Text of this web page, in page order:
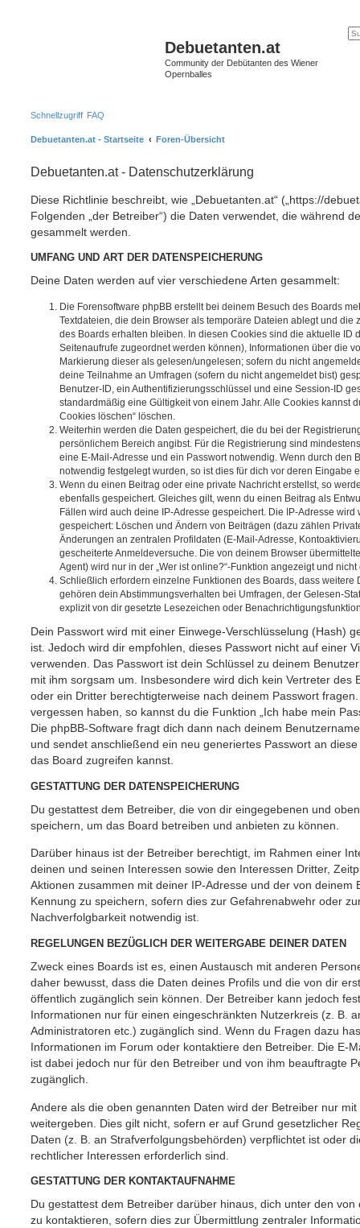
Debuetanten.at
Community der Debütanten des Wiener
Opernballes
Schnellzugriff FAQ
Debuetanten.at - Startseite Foren-Übersicht
Debuetanten.at - Datenschutzerklärung
Diese Richtlinie beschreibt, wie „Debuetanten.at“ („https://
Folgenden „der Betreiber“) die Daten verwendet, die während
gesammelt werden.
UMFANG UND ART DER DATENSPEICHERUNG
Deine Daten werden auf vier verschiedene Arten gesammelt:
Die Forensoftware phpBB erstellt bei deinem Besuch des Boards
Textdateien, die dein Browser als temporäre Dateien ablegt und die
des Boards erhalten bleiben. In diesen Cookies sind die aktuelle ID
Seitenaufrufe zugeordnet werden können), Informationen über die
Markierung dieser als gelesen/ungelesen; sofern du nicht
deine Teilnahme an Umfragen (sofern du nicht angemeldet bist)
Benutzer-ID, ein Authentifizierungsschlüssel und eine Session-ID
standardmäßig eine Gültigkeit von einem Jahr. Alle Cookies kannst
Cookies löschen“ löschen.
Weiterhin werden die Daten gespeichert, die du bei der
persönlichem Bereich angibst. Für die Registrierung sind
eine E-Mail-Adresse und ein Passwort notwendig. Wenn durch den
notwendig festgelegt wurden, so ist dies für dich vor deren Eingabe
Wenn du einen Beitrag oder eine private Nachricht erstellst, so
ebenfalls gespeichert. Gleiches gilt, wenn du einen Beitrag als
Fällen wird auch deine IP-Adresse gespeichert. Die IP-Adresse
gespeichert: Löschen und Ändern von Beiträgen (dazu zählen
Änderungen an zentralen Profildaten (E-Mail-Adresse,
gescheiterte Anmeldeversuche. Die von deinem Browser
Agent) wird nur in der „Wer ist online?“-Funktion angezeigt und
Schließlich erfordern einzelne Funktionen des Boards, dass weitere
gehören dein Abstimmungsverhalten bei Umfragen, der Gelesen-
explizit von dir gesetzte Lesezeichen oder
Dein Passwort wird mit einer Einwege-Verschlüsselung (Hash)
ist. Jedoch wird dir empfohlen, dieses Passwort nicht auf einer
verwenden. Das Passwort ist dein Schlüssel zu deinem
mit ihm sorgsam um. Insbesondere wird dich kein Vertreter des
oder ein Dritter berechtigterweise nach deinem Passwort
vergessen haben, so kannst du die Funktion „Ich habe mein
Die phpBB-Software fragt dich dann nach deinem
und sendet anschließend ein neu generiertes Passwort an
das Board zugreifen kannst.
GESTATTUNG DER DATENSPEICHERUNG
Du gestattest dem Betreiber, die von dir eingegebenen und
speichern, um das Board betreiben und anbieten zu können.
Darüber hinaus ist der Betreiber berechtigt, im Rahmen einer
deinen und seinen Interessen sowie den Interessen Dritter,
Aktionen zusammen mit deiner IP-Adresse und der von deinem
Kennung zu speichern, sofern dies zur Gefahrenabwehr oder
Nachverfolgbarkeit notwendig ist.
REGELUNGEN BEZÜGLICH DER WEITERGABE DEINER DATEN
Zweck eines Boards ist es, einen Austausch mit anderen
daher bewusst, dass die Daten deines Profils und die von dir
öffentlich zugänglich sein können. Der Betreiber kann jedoch
Informationen nur für einen eingeschränkten Nutzerkreis (z. B.
Administratoren etc.) zugänglich sind. Wenn du Fragen dazu
Informationen im Forum oder kontaktiere den Betreiber. Die E-
ist dabei jedoch nur für den Betreiber und von ihm beauftragte
zugänglich.
Andere als die oben genannten Daten wird der Betreiber nur
weitergeben. Dies gilt nicht, sofern er auf Grund gesetzlicher
Daten (z. B. an Strafverfolgungsbehörden) verpflichtet ist oder
rechtlicher Interessen erforderlich sind.
GESTATTUNG DER KONTAKTAUFNAHME
Du gestattest dem Betreiber darüber hinaus, dich unter den
zu kontaktieren, sofern dies zur Übermittlung zentraler